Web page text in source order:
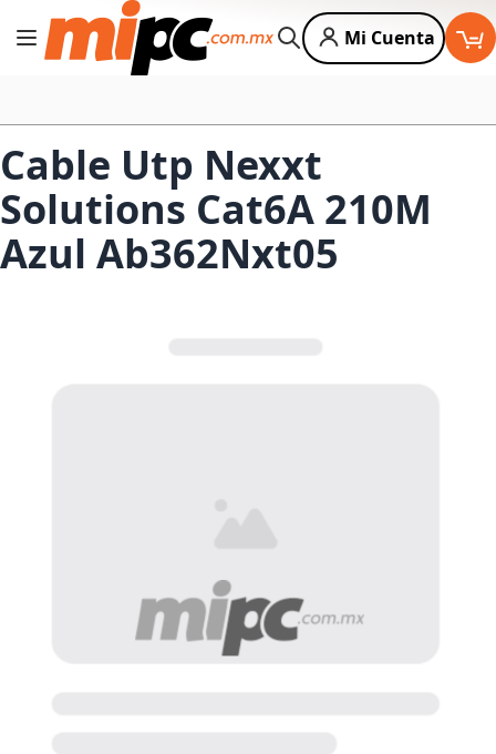
Cambiar Nav
Buscar
Mi Cuenta
Cable Utp Nexxt
Solutions Cat6A 210M
Azul Ab362Nxt05